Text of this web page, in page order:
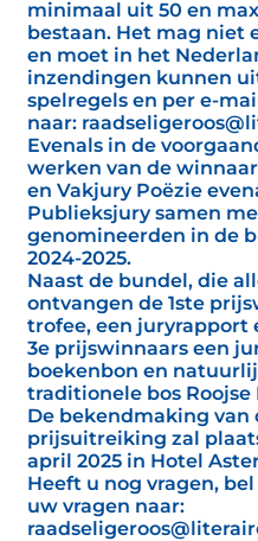
minimaal uit 50 en
bestaan. Het mag niet
en moet in het
inzendingen kunnen
spelregels en per e-
naar:
Evenals in de
werken van de
en Vakjury Poëzie
Publieksjury samen
genomineerden in de
2024-2025.
Naast de bundel, die
ontvangen de 1ste
trofee, een juryrapport
3e prijswinnaars een
boekenbon en
traditionele bos Roojse
De bekendmaking van
prijsuitreiking zal
april 2025 in Hotel
Heeft u nog vragen, bel
uw vragen naar: